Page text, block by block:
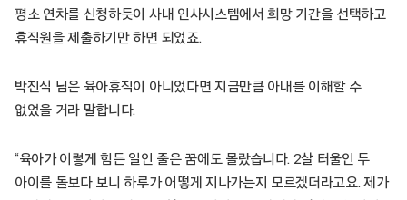
평소 연차를 신청하듯이 사내 인사시스템에서 희망 기간을 선택하고
휴직원을 제출하기만 하면 되었죠.
박진식 님은 육아휴직이 아니었다면 지금만큼 아내를 이해할 수
없었을 거라 말합니다.
“육아가 이렇게 힘든 일인 줄은 꿈에도 몰랐습니다. 2살 터울인 두
아이를 돌보다 보니 하루가 어떻게 지나가는지 모르겠더라고요. 제가